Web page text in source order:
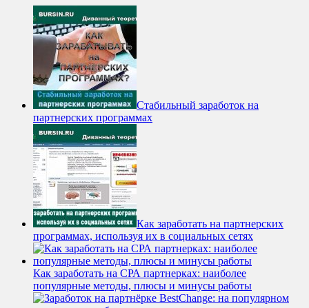
Стабильный заработок на
партнерских программах
Как заработать на партнерских
программах, используя их в социальных сетях
Как заработать на СРА партнерках: наиболее
популярные методы, плюсы и минусы работы